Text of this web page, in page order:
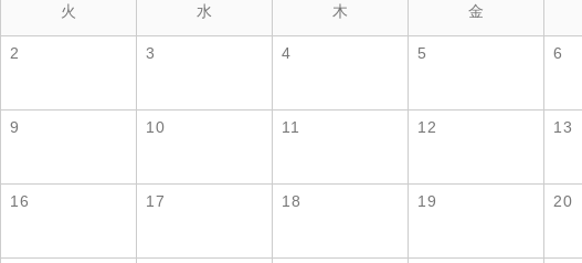
火 水 木 金
2 3 4 5 6
9 10 11 12 13
16 17 18 19 20